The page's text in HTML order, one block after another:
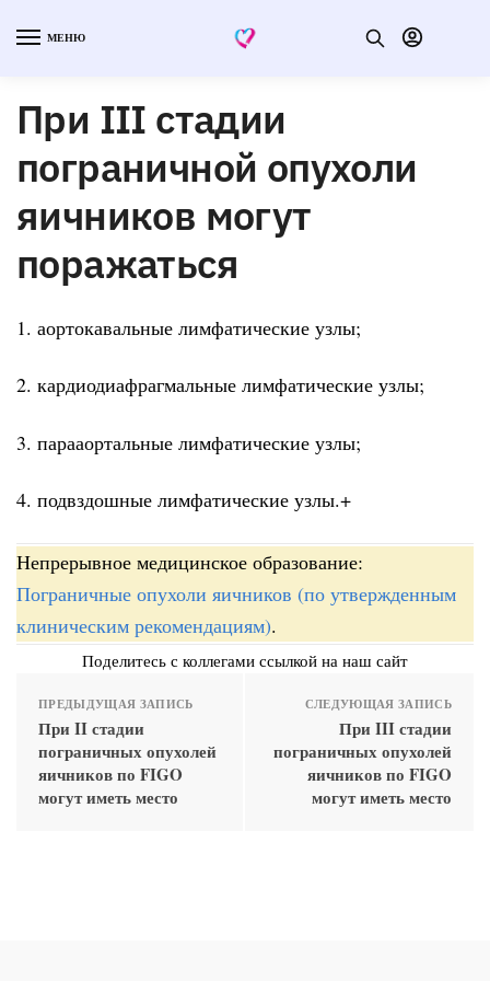
МЕНЮ
При III стадии
пограничной опухоли
яичников могут
поражаться
1. аортокавальные лимфатические узлы;
2. кардиодиафрагмальные лимфатические узлы;
3. парааортальные лимфатические узлы;
4. подвздошные лимфатические узлы.+
Непрерывное медицинское образование:
Пограничные опухоли яичников (по утвержденным
клиническим рекомендациям).
Поделитесь с коллегами ссылкой на наш сайт
ПРЕДЫДУЩАЯ ЗАПИСЬ
При II стадии
пограничных опухолей
яичников по FIGO
могут иметь место
СЛЕДУЮЩАЯ ЗАПИСЬ
При III стадии
пограничных опухолей
яичников по FIGO
могут иметь место